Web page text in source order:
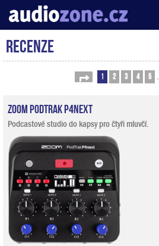
Server o digitálním zpracování zvuku
Recenze
Stránka 1z 19
1 2 3 4 5
Zoom PodTrak P4next
Podcastové studio do kapsy pro čtyři mluvčí.